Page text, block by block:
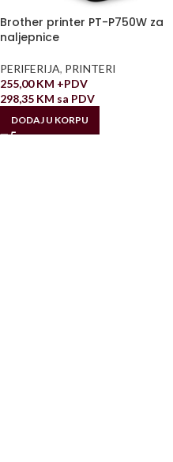
Brother printer PT-P750W za
naljepnice
PERIFERIJA, PRINTERI
255,00KM +PDV
298,35 KM sa PDV
DODAJ U KORPU